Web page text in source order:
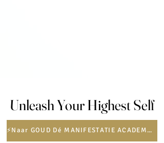
Unleash Your Highest Self
Unleash Your Highest Self
⚡️Naar GOUD Dé MANIFESTATIE ACADEMY⚡️